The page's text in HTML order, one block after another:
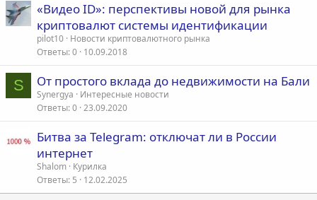
«Видео ID»: перспективы новой для рынка
криптовалют системы идентификации
pilot10 Новости криптовалютного рынка
Ответы 0 10.09.2018
S От простого вклада до недвижимости на Бали
Synergya
Интересные новости
Ответы 0 23.09.2020
Битва за Telegram: отключат ли в России
интернет
Shalom Курилка
Ответы 5 12.02.2025